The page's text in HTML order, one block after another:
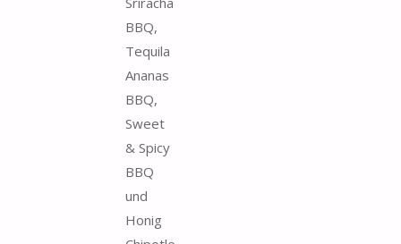
BBQ,
Tequila
Ananas
BBQ,
Sweet
& Spicy
BBQ
und
Honig